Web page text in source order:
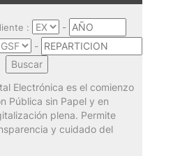
:
-
-
Electrónica es el comienzo
Pública sin Papel y en
plena. Permite
y cuidado del